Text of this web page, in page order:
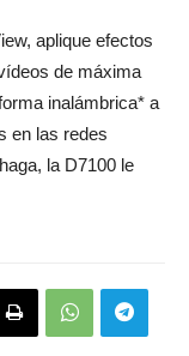
aplique efectos
de máxima
inalámbrica* a
en las redes
la D7100 le